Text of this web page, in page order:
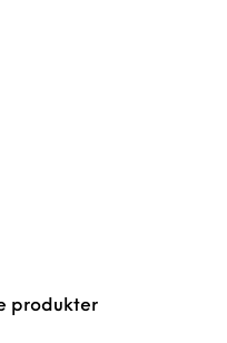
produkter